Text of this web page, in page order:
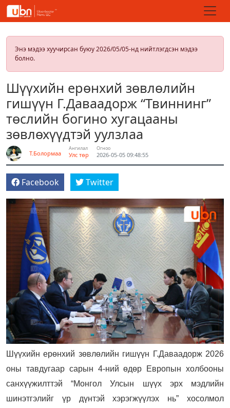
Энэ мэдээ хуучирсан буюу 2026/05/05-нд нийтлэгдсэн мэдээ
болно.
Шүүхийн ерөнхий зөвлөлийн
гишүүн Г.Даваадорж “Твиннинг”
төслийн богино хугацааны
зөвлөхүүдтэй уулзлаа
Т.Болормаа
Ангилал
Улс төр
Огноо
2026-05-05 09:48:55
Facebook Twitter
Шүүхийн ерөнхий зөвлөлийн гишүүн Г.Даваадорж 2026
оны тавдугаар сарын 4-ний өдөр Европын холбооны
санхүүжилттэй “Монгол Улсын шүүх эрх мэдлийн
шинэтгэлийг үр дүнтэй хэрэгжүүлэх нь” хосолмол